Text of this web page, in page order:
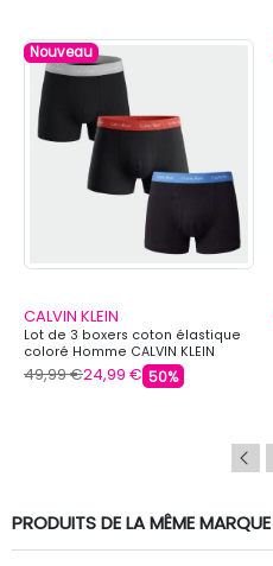
Nouveau
CALVIN KLEIN
Lot de 3 boxers coton élastique
coloré Homme CALVIN KLEIN
49,99 €24,99 € 50%
PRODUITS DE LA MÊME MARQUE